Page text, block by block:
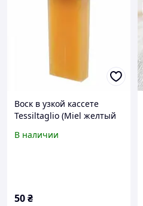
Воск в узкой кассете
Tessiltaglio (Miel желтый
В наличии
50₴